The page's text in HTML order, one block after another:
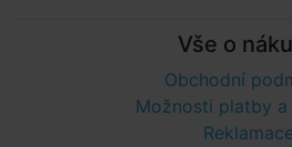
Vše o
Obchodní
Možnosti platby